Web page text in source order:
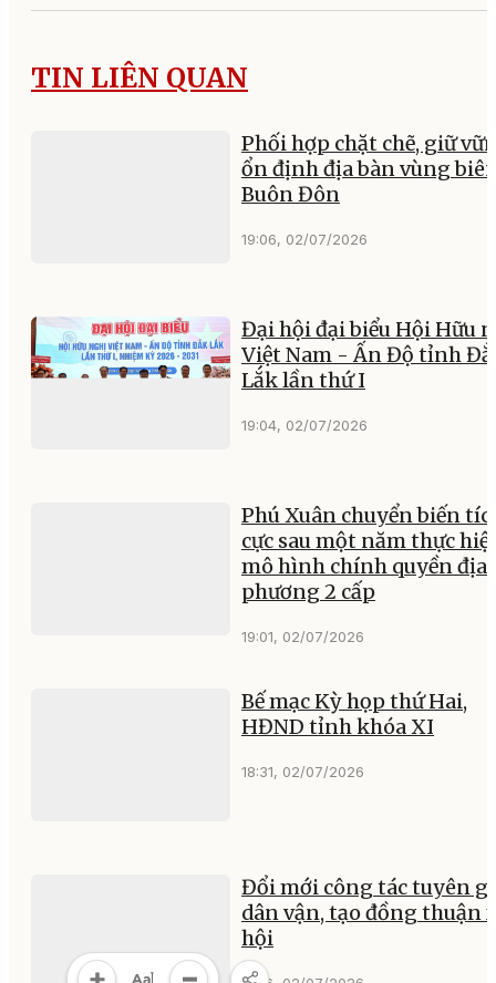
TIN LIÊN QUAN
Phối hợp chặt chẽ, giữ
ổn định địa bàn vùng
Buôn Đôn
19:06, 02/07/2026
Đại hội đại biểu Hội Hữu
Việt Nam - Ấn Độ tỉnh
Lắk lần thứ I
19:04, 02/07/2026
Phú Xuân chuyển biến
cực sau một năm thực
mô hình chính quyền địa
phương 2 cấp
19:01, 02/07/2026
Bế mạc Kỳ họp thứ Hai,
HĐND tỉnh khóa XI
18:31, 02/07/2026
Đổi mới công tác tuyên
dân vận, tạo đồng thuận
hội